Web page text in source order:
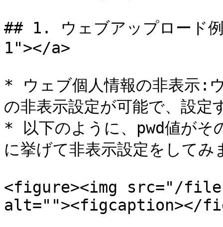
## 1. ウェブアップロー
1"></a>
* ウェブ個人情報の非表示:
の非表示設定が可能で、設
* 以下のように、pwd値がそ
に挙げて非表示設定をしてみ
<figure><img src="/
alt=""><figcaption></